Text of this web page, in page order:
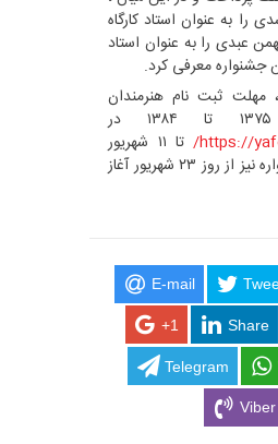
را به عنوان استاد کارگاه
عبدی را به عنوان استاد
جشنواره معرفی کرد.
مهلت ثبت نام هنرمندان
متولد سال ۱۳۷۵ تا ۱۳۸۴ در
https://
تا ۱۱ شهریور
ماه است و جشنواره نیز از روز ۲۳ شهریور آغاز
E-mail
+1 Share
Telegram
Viber